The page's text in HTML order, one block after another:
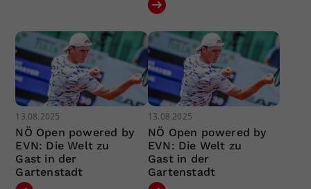
13.08.2025
NÖ Open powered by
EVN: Die Welt zu
Gast in der
Gartenstadt
13.08.2025
NÖ Open powered by
EVN: Die Welt zu
Gast in der
Gartenstadt